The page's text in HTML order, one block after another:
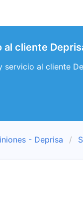
al cliente
servicio al cliente
- Deprisa